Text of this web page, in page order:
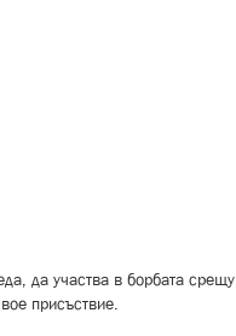
да участва в борбата срещу
присъствие.